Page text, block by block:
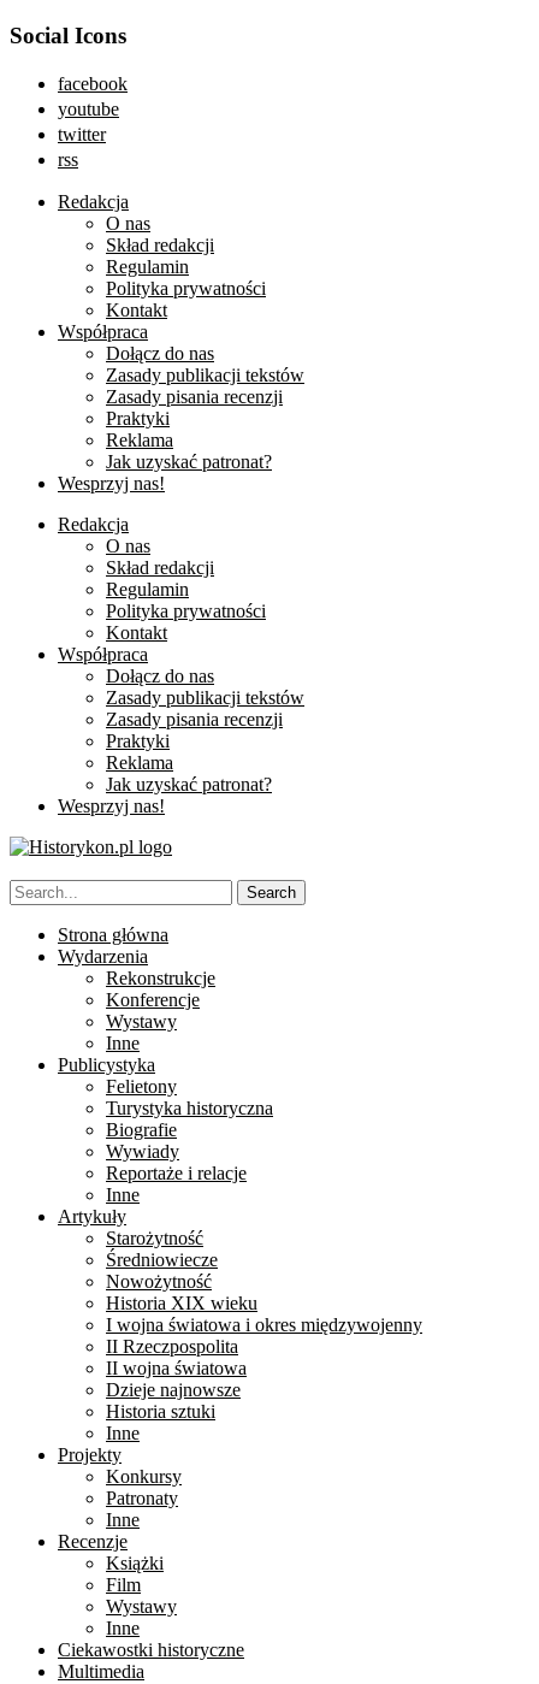
Social Icons
facebook
youtube
twitter
rss
Redakcja
O nas
Skład redakcji
Regulamin
Polityka prywatności
Kontakt
Współpraca
Dołącz do nas
Zasady publikacji tekstów
Zasady pisania recenzji
Praktyki
Reklama
Jak uzyskać patronat?
Wesprzyj nas!
Redakcja
O nas
Skład redakcji
Regulamin
Polityka prywatności
Kontakt
Współpraca
Dołącz do nas
Zasady publikacji tekstów
Zasady pisania recenzji
Praktyki
Reklama
Jak uzyskać patronat?
Wesprzyj nas!
Strona główna
Wydarzenia
Rekonstrukcje
Konferencje
Wystawy
Inne
Publicystyka
Felietony
Turystyka historyczna
Biografie
Wywiady
Reportaże i relacje
Inne
Artykuły
Starożytność
Średniowiecze
Nowożytność
Historia XIX wieku
I wojna światowa i okres międzywojenny
II Rzeczpospolita
II wojna światowa
Dzieje najnowsze
Historia sztuki
Inne
Projekty
Konkursy
Patronaty
Inne
Recenzje
Książki
Film
Wystawy
Inne
Ciekawostki historyczne
Multimedia